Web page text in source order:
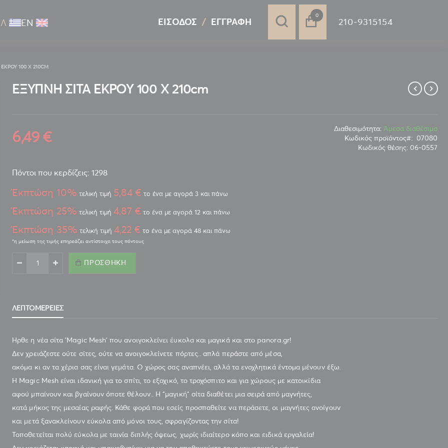
ΕΝ
0στοιχεία
ΕΊΣΟΔΟΣ ΕΓΓΡΑΦΉ 210-9315154
100 Χ 210CM
ΕΞΥΠΝΗ ΣΙΤΑ ΕΚΡΟΥ 100 Χ 210cm
6,49 € Διαθεσιμότητα: Άμεσα διαθέσιμο
Κωδικός προϊόντος
07080
Κωδικός θέσης: 06-0557
Πόντοι που κερδίζεις: 1298
Έκπτώση 10% τελική τιμή 5,84 € το ένα με αγορά 3 και πάνω
Έκπτώση 25% τελική τιμή4,87 € το ένα με αγορά 12 και πάνω
Έκπτώση 35% τελική τιμή4,22 € το ένα με αγορά 48 και πάνω
ΠΡΟΣΘΉΚΗ
ΛΕΠΤΟΜΈΡΕΙΕΣ
Ηρθε η νέα σίτα 'Magic Μesh' που ανοιγοκλείνει έυκολα και μαγικά και στο panora.gr!
Δεν χρειάζεστε ούτε σίτες, ούτε να ανοιγοκλείνετε πόρτες.. απλά περάστε από μέσα,
ακόμα κι αν τα χέρια σας είναι γεμάτα. Ο χώρος σας αναπνέει, αλλά τα ενοχλητικά έντομα μένουν έξω.
Η Magic Mesh είναι ιδανική για το σπίτι, το εξοχικό, το τροχόσπιτο και για χώρους με κατοικίδια
αφού μπαίνουν και βγαίνουν όποτε θέλουν.. Η "μαγική" σίτα διαθέτει μια σειρά από μαγνήτες,
κατά μήκος της μεσαίας ραφής. Κάθε φορά που εσείς προσπαθείτε να περάσετε, οι μαγνήτες ανοίγουν
και μετά ξανακλείνουν εύκολα από μόνοι τους, σφραγίζοντας την σίτα!
Τοποθετείται πολύ εύκολα με ταινία διπλής όψεως, χωρίς ιδιαίτερο κόπο και ειδικά εργαλεία!